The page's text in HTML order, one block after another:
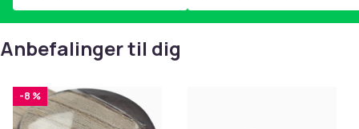
Anbefalinger til dig
-8 %